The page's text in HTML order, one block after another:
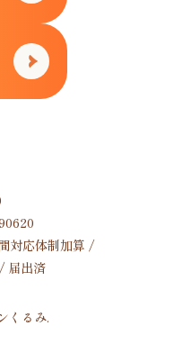
対応体制加算 /
届出済
くるみ.